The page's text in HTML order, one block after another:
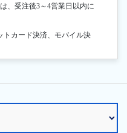
、受注後3～4営業日以内に
トカード決済、モバイル決